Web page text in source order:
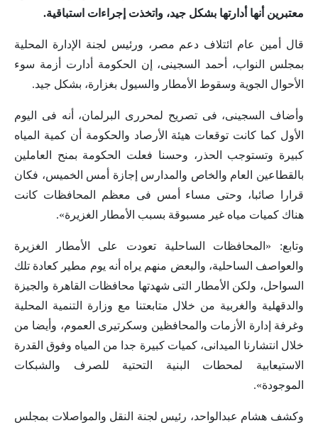
معتبرين أنها أدارتها بشكل جيد، واتخذت إجراءات استباقية.
قال أمين عام ائتلاف دعم مصر، ورئيس لجنة الإدارة المحلية
بمجلس النواب، أحمد السجينى، إن الحكومة أدارت أزمة سوء
الأحوال الجوية وسقوط الأمطار والسيول بغزارة، بشكل جيد.
وأضاف السجينى، فى تصريح لمحررى البرلمان، أنه فى اليوم
الأول كما كانت توقعات هيئة الأرصاد والحكومة أن كمية المياه
كبيرة وتستوجب الحذر، وحسنا فعلت الحكومة بمنح العاملين
بالقطاعين العام والخاص والمدارس إجازة أمس الخميس، فكان
قرارا صائبا، وحتى مساء أمس فى معظم المحافظات كانت
هناك كميات مياه غير مسبوقة بسبب الأمطار الغزيرة».
وتابع: «المحافظات الساحلية تعودت على الأمطار الغزيرة
والعواصف الساحلية، والبعض منهم يراه أنه يوم مطير كعادة تلك
السواحل، ولكن الأمطار التى شهدتها محافظات القاهرة والجيزة
والدقهلية والغربية من خلال متابعتنا مع وزارة التنمية المحلية
وغرفة إدارة الأزمات والمحافظين وسكرتيرى العموم، وأيضا من
خلال انتشارنا الميدانى، كميات كبيرة جدا من المياه وفوق القدرة
الاستيعابية لمحطات البنية التحتية للصرف والشبكات
الموجودة».
وكشف هشام عبدالواحد، رئيس لجنة النقل والمواصلات بمجلس